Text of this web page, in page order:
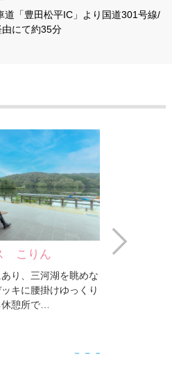
道「豊田松平IC」より国道301号線/
にて約35分
こりん
り、三河湖を眺めな
キに腰掛けゆっくり
憩所で…